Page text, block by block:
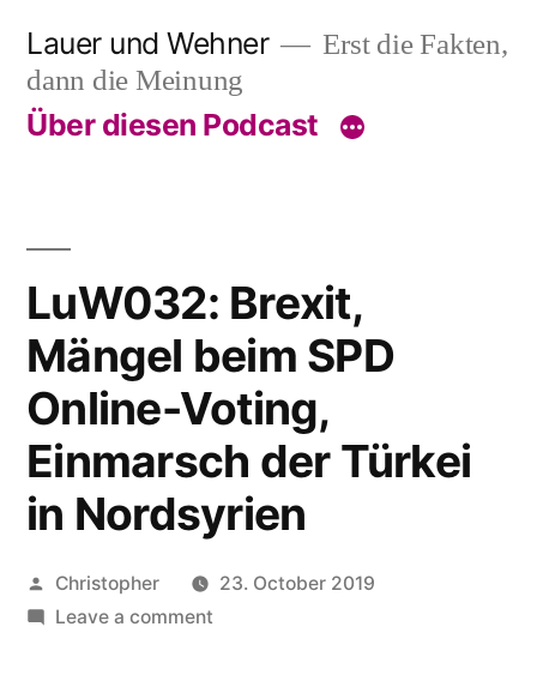
content
Lauer und Wehner
Erst die Fakten,
dann die Meinung
Über diesen Podcast
LuW032: Brexit,
Mängel beim SPD
Online-Voting,
Einmarsch der Türkei
in Nordsyrien
Posted
by
Christopher
23. October 2019
Leave a commenton